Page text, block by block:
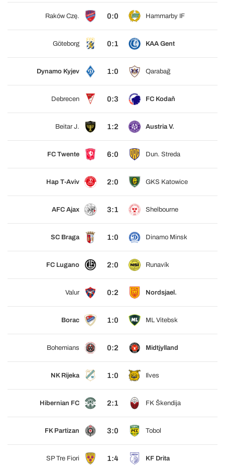
Raków Czę. 0:0 Hammarby IF
Göteborg 0:1 KAA Gent
Dynamo Kyjev 1:0 Qarabağ
Debrecen 0:3 FC Kodaň
Beitar J. 1:2 Austria V.
FC Twente 6:0 Dun. Streda
Hap T-Aviv 2:0 GKS Katowice
AFC Ajax 3:1 Shelbourne
SC Braga 1:0 Dinamo Minsk
FC Lugano 2:0 Runavík
Valur 0:2 Nordsjael.
Borac 1:0 ML Vitebsk
Bohemians 0:2 Midtjylland
NK Rijeka 1:0 Ilves
Hibernian FC 2:1 FK Škendija
FK Partizan 3:0 Tobol
SP Tre Fiori 1:4 KF Drita